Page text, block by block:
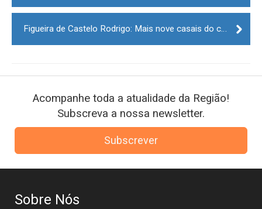
Figueira de Castelo Rodrigo: Mais nove casais do concelho recebem apoios à natalidade
Acompanhe toda a atualidade da Região!
Subscreva a nossa newsletter.
Subscrever
Sobre Nós